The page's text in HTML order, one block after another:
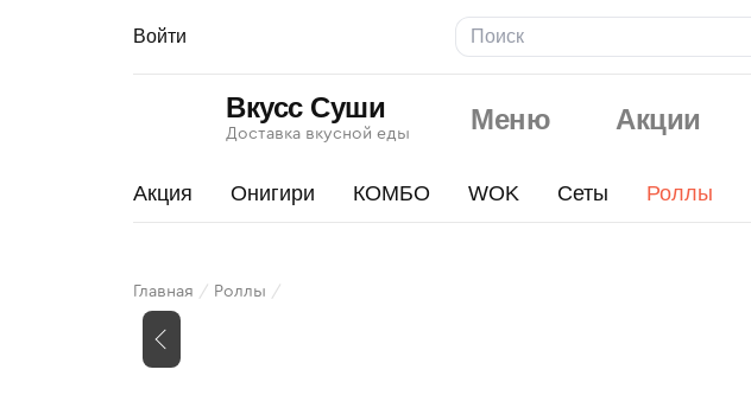
Войти
Вкусс Суши
Доставка вкусной еды Меню Акции
Акция Онигири КОМБО WOK Сеты Роллы
Главная Роллы
Горячий
шик
Изображения